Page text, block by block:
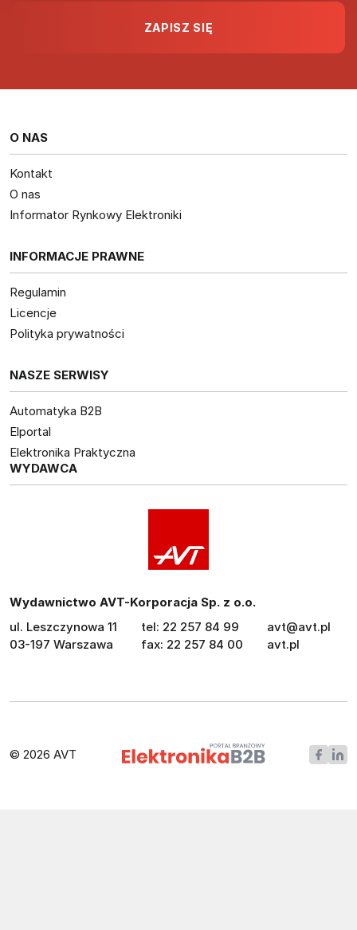
O NAS
Kontakt
O nas
Informator Rynkowy Elektroniki
INFORMACJE PRAWNE
Regulamin
Licencje
Polityka prywatności
NASZE SERWISY
Automatyka B2B
Elportal
Elektronika Praktyczna
WYDAWCA
Wydawnictwo AVT-Korporacja Sp. z o.o.
ul. Leszczynowa 11
03-197 Warszawa
tel: 22 257 84 99
fax: 22 257 84 00
avt@avt.pl
avt.pl
© 2026 AVT